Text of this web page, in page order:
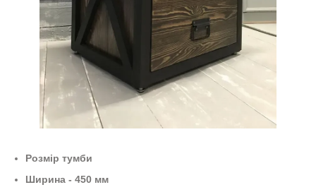
Розмір тумби
Ширина - 450 мм